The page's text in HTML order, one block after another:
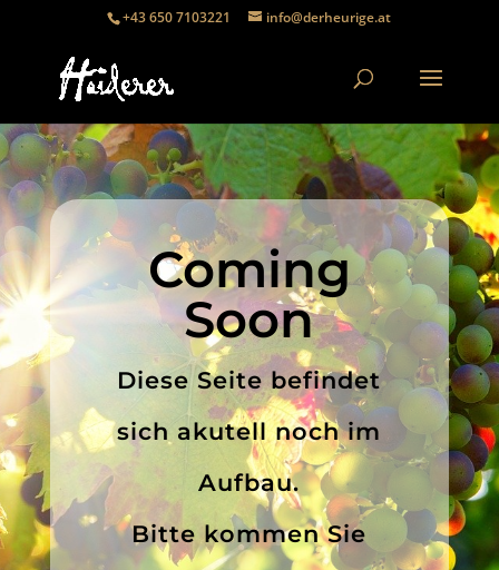
+43 650 7103221 info@derheurige.at
Coming
Soon
Diese Seite befindet
sich akutell noch im
Aufbau.
Bitte kommen Sie